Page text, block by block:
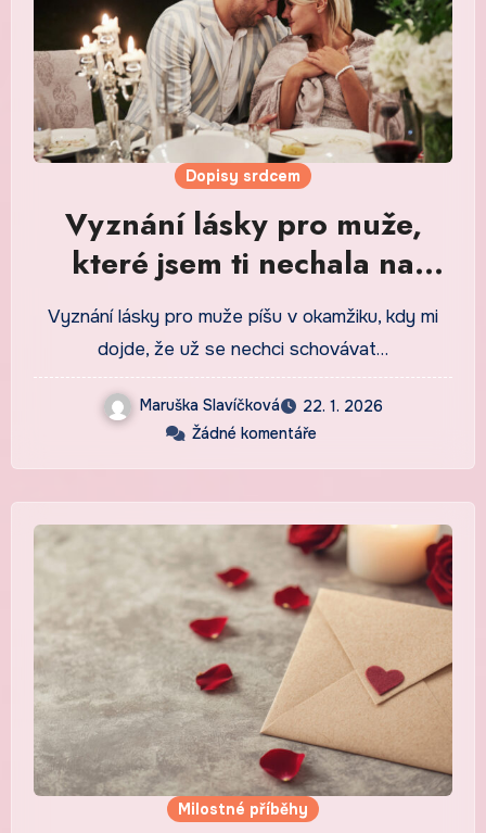
Dopisy srdcem
Vyznání lásky pro muže,
které jsem ti nechala na
stole vedle hrnku
Vyznání lásky pro muže píšu v okamžiku, kdy mi
dojde, že už se nechci schovávat…
Maruška Slavíčková
22. 1. 2026
Žádné komentáře
Milostné příběhy